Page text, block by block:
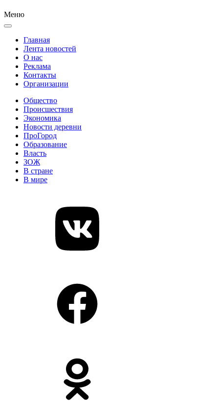
Меню
Главная
Лента новостей
О нас
Реклама
Контакты
Организации
Общество
Происшествия
Экономика
Новости деревни
ПроГород
Образование
Власть
ЗОЖ
В стране
В мире